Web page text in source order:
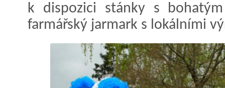
k dispozici stánky s
farmářský jarmark s lokálními